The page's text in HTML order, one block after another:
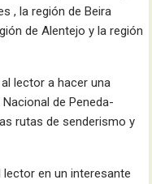
, la región de Beira
de Alentejo y la región
lector a hacer una
de Peneda-
rutas de senderismo y
en un interesante